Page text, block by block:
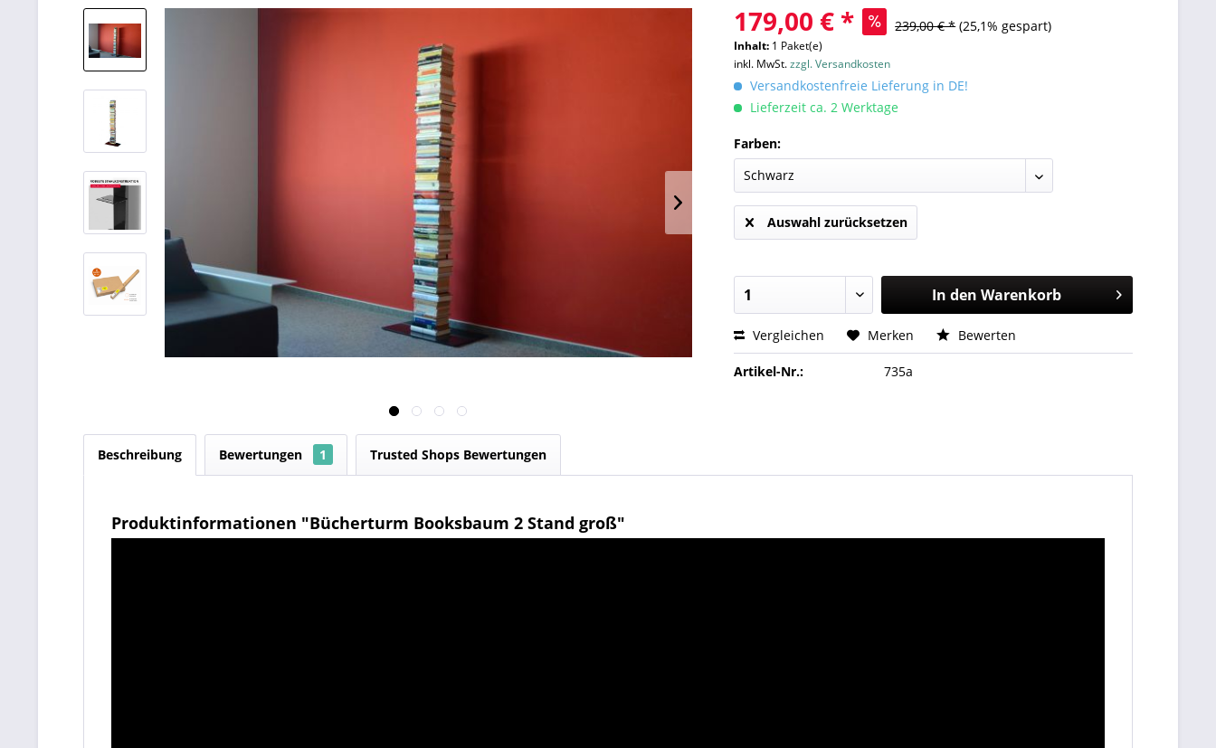
179,00 € * 239,00 € * (25,1% gespart)
Inhalt: 1 Paket(e)
inkl. MwSt.zzgl. Versandkosten
Versandkostenfreie Lieferung in DE!
Lieferzeit ca. 2 Werktage
Farben:
Auswahl zurücksetzen
In den Warenkorb
Vergleichen Merken Bewerten
Artikel-Nr.: 735a
Beschreibung Bewertungen 1 Trusted Shops Bewertungen
Produktinformationen "Bücherturm Booksbaum 2 Stand groß"